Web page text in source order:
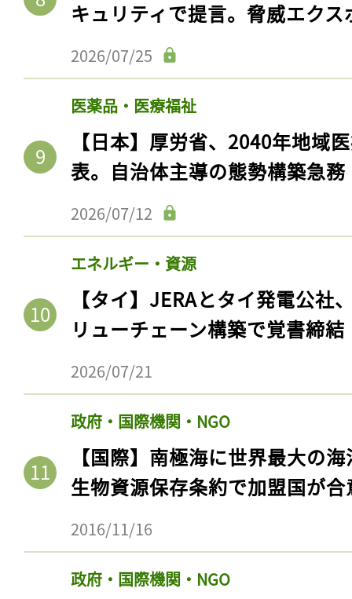
キュリティで提言。脅威エク
2026/07/25
医薬品・医療福祉
【日本】厚労省、2040年地域
表。自治体主導の態勢構築急務
2026/07/12
エネルギー・資源
【タイ】JERAとタイ発電公社
リューチェーン構築で覚書締結
2026/07/21
政府・国際機関・NGO
【国際】南極海に世界最大の
生物資源保存条約で加盟国が合
2016/11/16
政府・国際機関・NGO